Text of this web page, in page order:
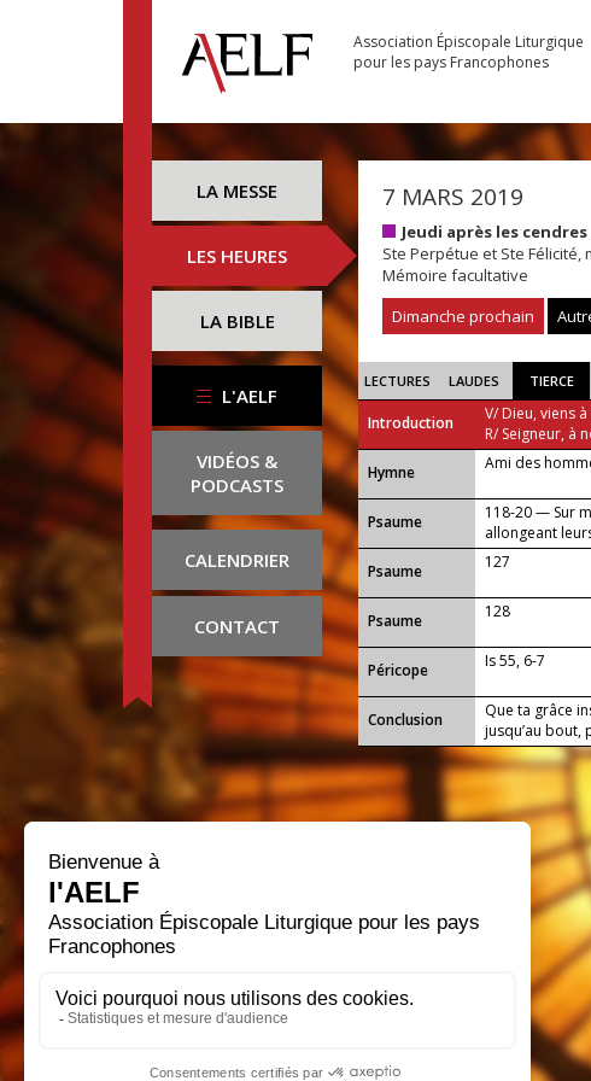
Association Épiscopale Liturgique
pour les pays Francophones
LA MESSE
LES HEURES
LA BIBLE
L'AELF
VIDÉOS &
PODCASTS
CALENDRIER
CONTACT
7 MARS 2019
Jeudi après les
Ste Perpétue et Ste Félicité,
Mémoire facultative
Dimanche prochain
LECTURES LAUDES TIERCE
Introduction
V/ Dieu, viens
R/ Seigneur, à
...
Hymne Ami des
Psaume
118-20 — Sur
allongeant
Psaume
127
Psaume 128
Péricope Is 55, 6-7
Conclusion
Que ta grâce
jusqu’au
source en toi